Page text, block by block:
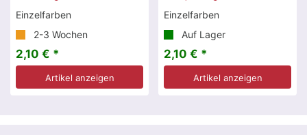
Einzelfarben
2-3 Wochen
2,10 € *
Artikel anzeigen
Einzelfarben
Auf Lager
2,10 € *
Artikel anzeigen